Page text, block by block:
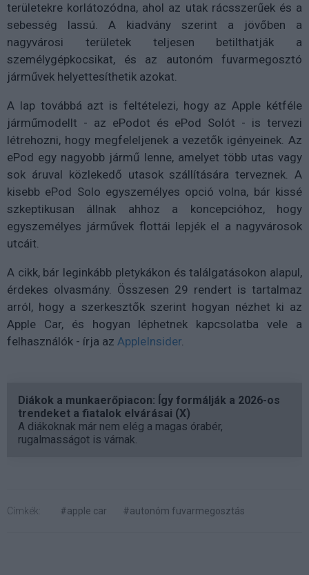
területekre korlátozódna, ahol az utak rácsszerűek és a
sebesség lassú. A kiadvány szerint a jövőben a
nagyvárosi területek teljesen betilthatják a
személygépkocsikat, és az autonóm fuvarmegosztó
járművek helyettesíthetik azokat.
A lap továbbá azt is feltételezi, hogy az Apple kétféle
járműmodellt - az ePodot és ePod Solót - is tervezi
létrehozni, hogy megfeleljenek a vezetők igényeinek. Az
ePod egy nagyobb jármű lenne, amelyet több utas vagy
sok áruval közlekedő utasok szállítására terveznek. A
kisebb ePod Solo egyszemélyes opció volna, bár kissé
szkeptikusan állnak ahhoz a koncepcióhoz, hogy
egyszemélyes járművek flottái lepjék el a nagyvárosok
utcáit.
A cikk, bár leginkább pletykákon és találgatásokon alapul,
érdekes olvasmány. Összesen 29 rendert is tartalmaz
arról, hogy a szerkesztők szerint hogyan nézhet ki az
Apple Car, és hogyan léphetnek kapcsolatba vele a
felhasználók - írja az AppleInsider.
Diákok a munkaerőpiacon: Így formálják a 2026-os
trendeket a fiatalok elvárásai (X)
A diákoknak már nem elég a magas órabér,
rugalmasságot is várnak.
Címkék: #apple car #autonóm fuvarmegosztás